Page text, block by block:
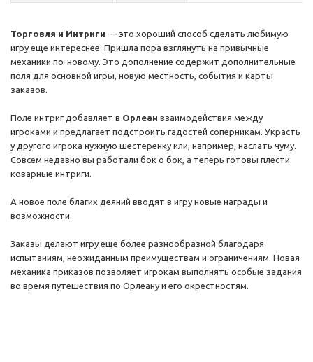
Торговля и Интриги — это хороший способ сделать любимую
игру еще интереснее. Пришла пора взглянуть на привычные
механики по-новому. Это дополнение содержит дополнительные
поля для основной игры, новую местность, события и карты
заказов.
Поле интриг добавляет в Орлеан взаимодействия между
игроками и предлагает подстроить гадостей соперникам. Украсть
у другого игрока нужную шестеренку или, например, наслать чуму.
Совсем недавно вы работали бок о бок, а теперь готовы плести
коварные интриги.
А новое поле благих деяний вводят в игру новые награды и
возможности.
Заказы делают игру еще более разнообразной благодаря
испытаниям, неожиданным преимуществам и ограничениям. Новая
механика приказов позволяет игрокам выполнять особые задания
во время путешествия по Орлеану и его окрестностям.